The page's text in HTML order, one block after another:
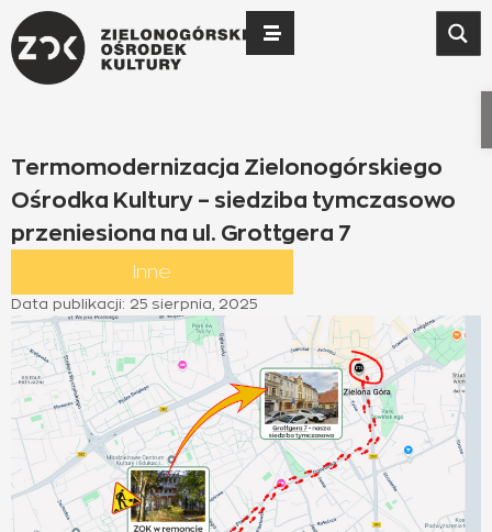
Termomodernizacja Zielonogórskiego
Ośrodka Kultury – siedziba tymczasowo
przeniesiona na ul. Grottgera 7
Inne
Data publikacji: 25 sierpnia, 2025